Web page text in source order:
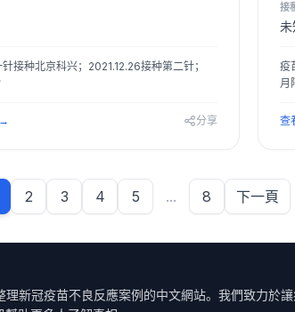
针接种北京科兴；2021.12.26接种第二针；
→ 分享
接
未
疫
月
查
2 3 4 5 ... 8 下一頁
新冠疫苗不良反應案例的中文網站。我們致力於